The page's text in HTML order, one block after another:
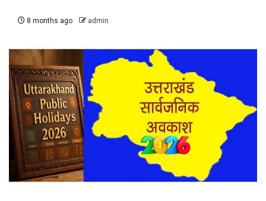
8 months ago admin